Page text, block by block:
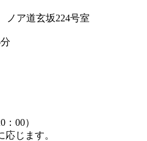
ア道玄坂224号室
00）
じます。